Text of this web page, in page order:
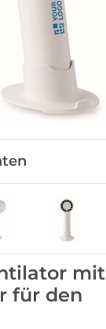
mit
für den